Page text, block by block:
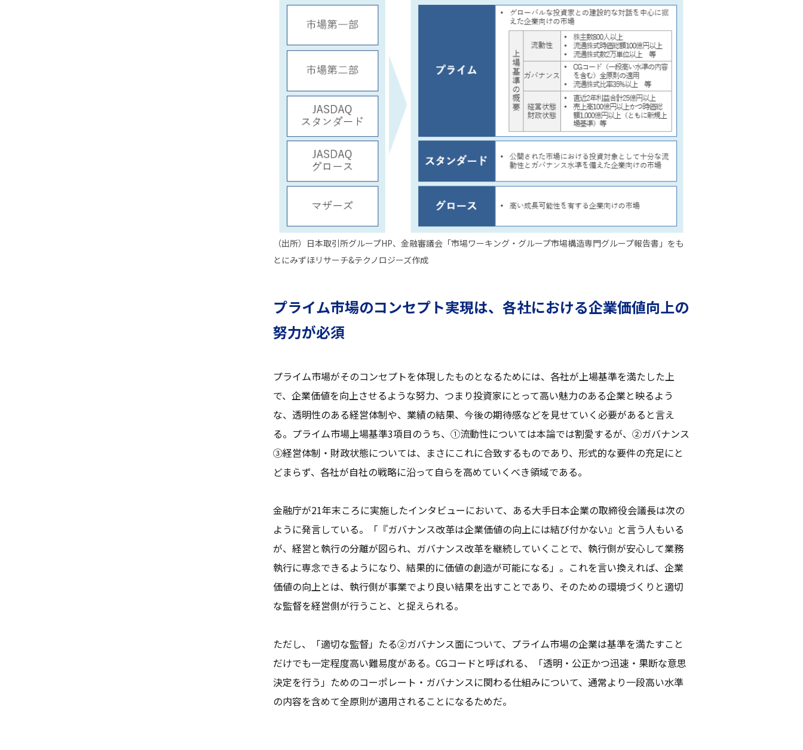
（出所）日本取引所グループHP、金融審議会「市場ワーキング・グループ市場構造専門グループ報告書」をも
とにみずほリサーチ&テクノロジーズ作成
プライム市場のコンセプト実現は、各社における企業価値向上の
努力が必須
プライム市場がそのコンセプトを体現したものとなるためには、各社が上場基準を満たした上
で、企業価値を向上させるような努力、つまり投資家にとって高い魅力のある企業と映るよう
な、透明性のある経営体制や、業績の結果、今後の期待感などを見せていく必要があると言え
る。プライム市場上場基準3項目のうち、①流動性については本論では割愛するが、②ガバナンス
③経営体制・財政状態については、まさにこれに合致するものであり、形式的な要件の充足にと
どまらず、各社が自社の戦略に沿って自らを高めていくべき領域である。
金融庁が21年末ころに実施したインタビューにおいて、ある大手日本企業の取締役会議長は次の
ように発言している。「『ガバナンス改革は企業価値の向上には結び付かない』と言う人もいる
が、経営と執行の分離が図られ、ガバナンス改革を継続していくことで、執行側が安心して業務
執行に専念できるようになり、結果的に価値の創造が可能になる」。これを言い換えれば、企業
価値の向上とは、執行側が事業でより良い結果を出すことであり、そのための環境づくりと適切
な監督を経営側が行うこと、と捉えられる。
ただし、「適切な監督」たる②ガバナンス面について、プライム市場の企業は基準を満たすこと
だけでも一定程度高い難易度がある。CGコードと呼ばれる、「透明・公正かつ迅速・果断な意思
決定を行う」ためのコーポレート・ガバナンスに関わる仕組みについて、通常より一段高い水準
の内容を含めて全原則が適用されることになるためだ。